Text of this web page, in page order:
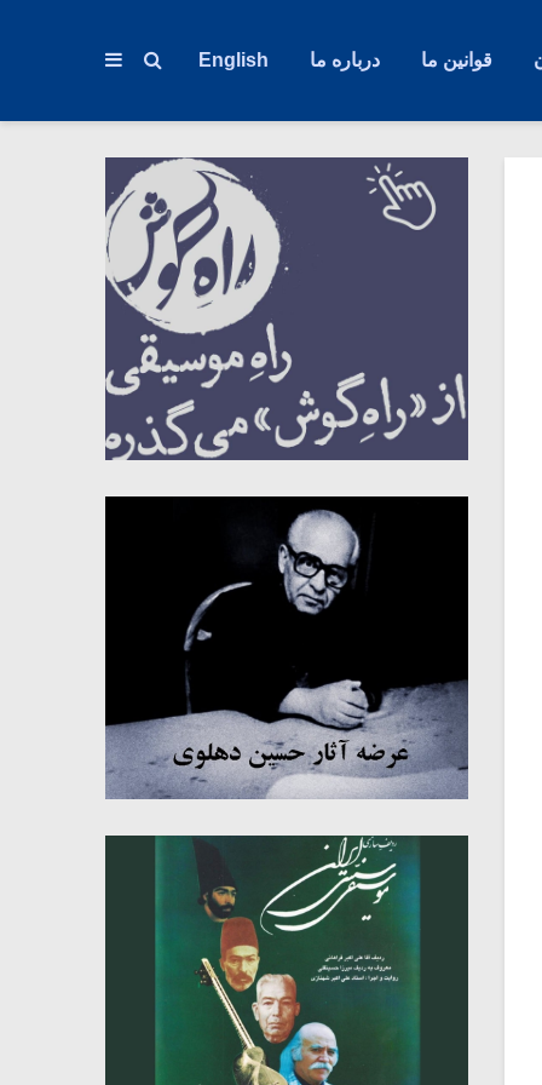
قوانین ما درباره ما English
میکلوش روژا